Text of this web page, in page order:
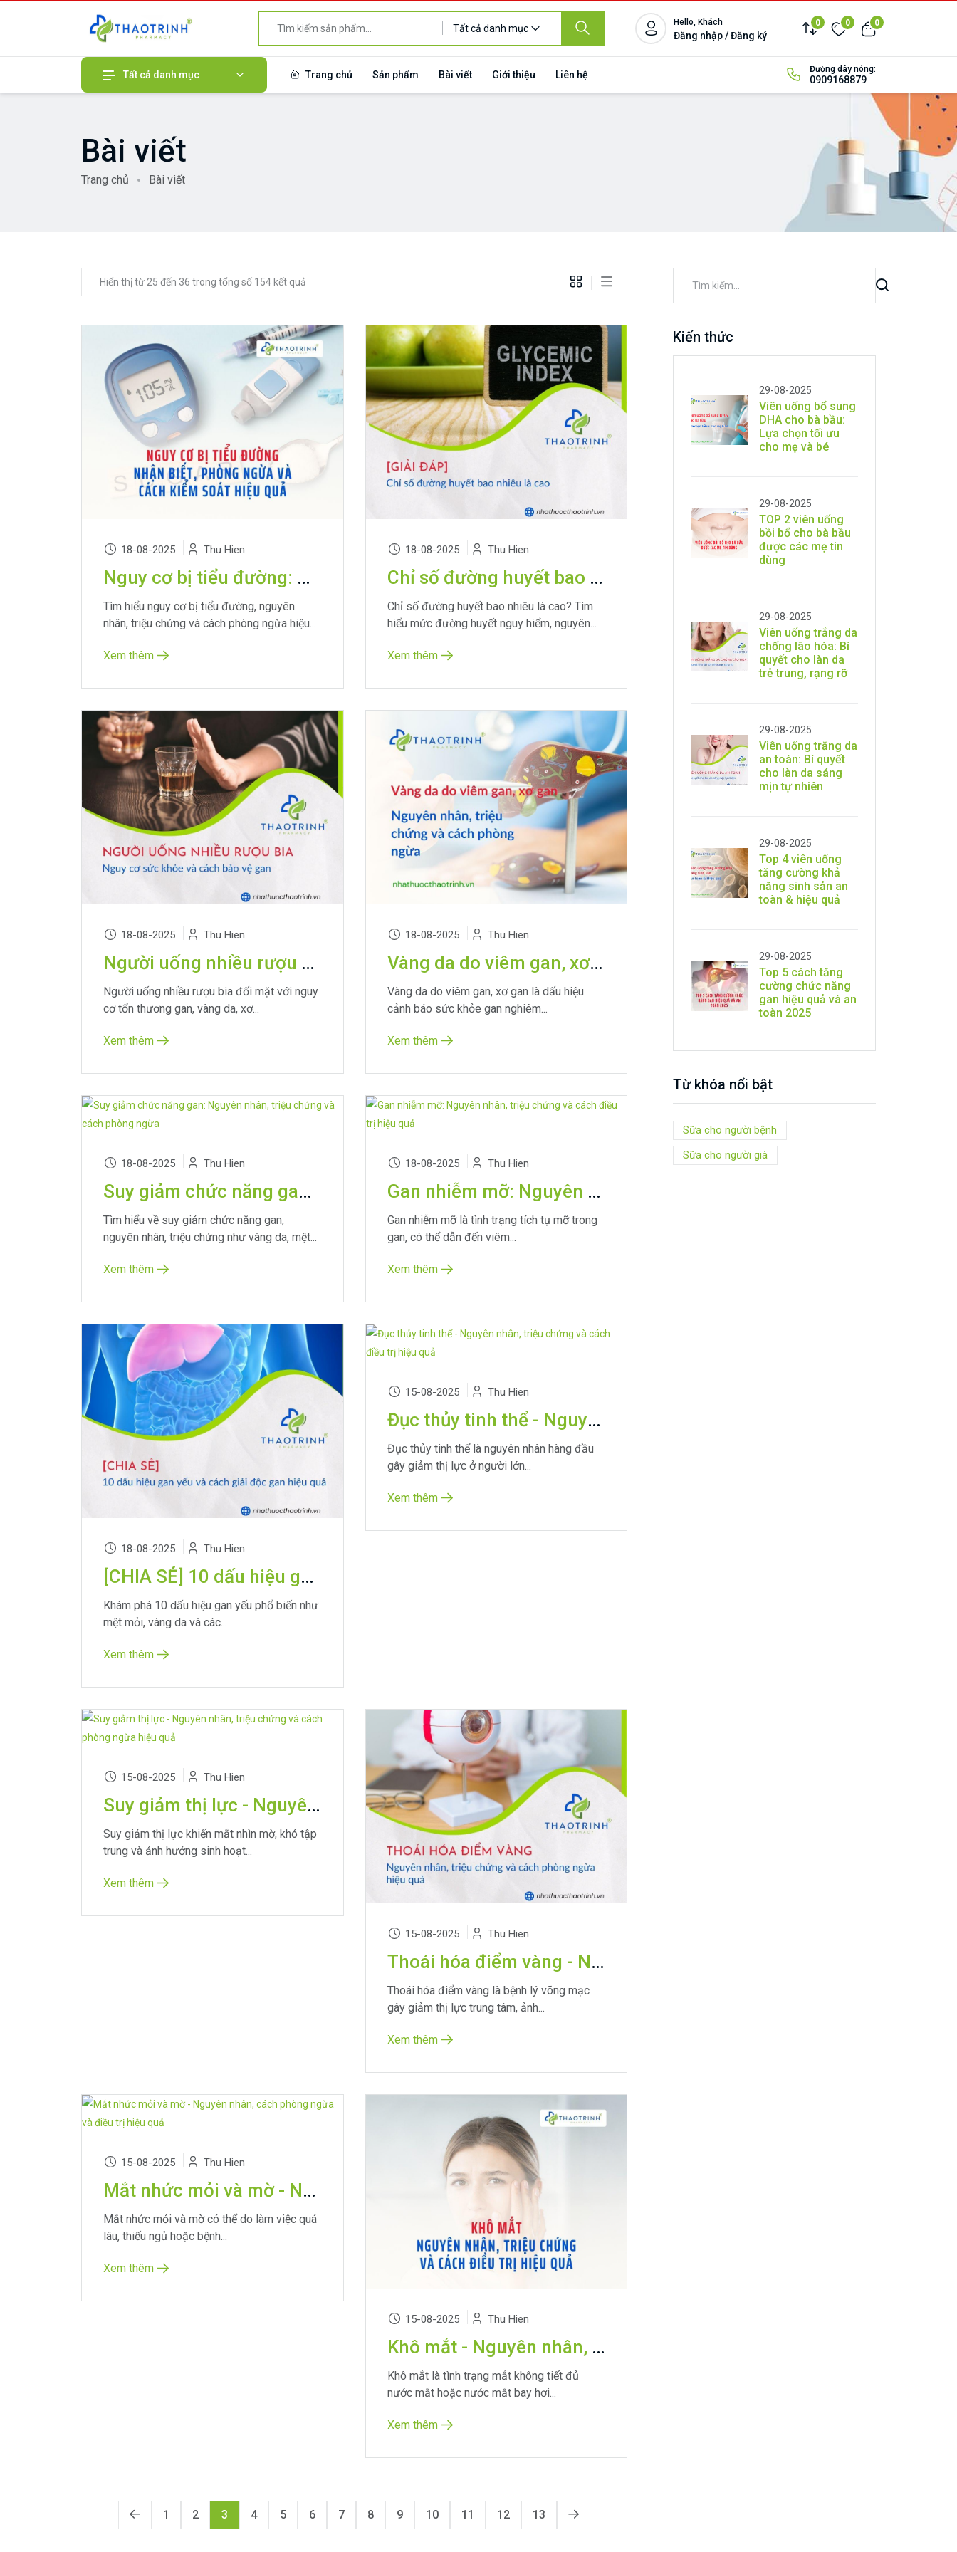
Tất cả danh mục
Hello, Khách
Đăng nhập / Đăng ký
0 0 0
Tất cả danh mục Trang chủ Sản phẩm Bài viết Giới thiệu Liên hệ Đường dây nóng:
0909168879
Bài viết
Trang chủ Bài viết
Hiển thị từ 25 đến 36 trong tổng số 154 kết quả
18-08-2025 Thu Hien
Nguy cơ bị tiểu đường: Nhận biết, phòng ngừa và cách kiểm soát hiệu quả
Tìm hiểu nguy cơ bị tiểu đường, nguyên
nhân, triệu chứng và cách phòng ngừa hiệu...
Xem thêm
18-08-2025 Thu Hien
Chỉ số đường huyết bao nhiêu là cao? Hiểu biết và cách kiểm soát hiệu quả
Chỉ số đường huyết bao nhiêu là cao? Tìm
hiểu mức đường huyết nguy hiểm, nguyên...
Xem thêm
18-08-2025 Thu Hien
Người uống nhiều rượu bia: Nguy cơ sức khỏe và cách bảo vệ gan
Người uống nhiều rượu bia đối mặt với nguy
cơ tổn thương gan, vàng da, xơ...
Xem thêm
18-08-2025 Thu Hien
Vàng da do viêm gan, xơ gan: Nguyên nhân, triệu chứng và cách phòng ngừa
Vàng da do viêm gan, xơ gan là dấu hiệu
cảnh báo sức khỏe gan nghiêm...
Xem thêm
18-08-2025 Thu Hien
Suy giảm chức năng gan: Nguyên nhân, triệu chứng và cách phòng ngừa
Tìm hiểu về suy giảm chức năng gan,
nguyên nhân, triệu chứng như vàng da, mệt...
Xem thêm
18-08-2025 Thu Hien
Gan nhiễm mỡ: Nguyên nhân, triệu chứng và cách điều trị hiệu quả
Gan nhiễm mỡ là tình trạng tích tụ mỡ trong
gan, có thể dẫn đến viêm...
Xem thêm
18-08-2025 Thu Hien
[CHIA SẺ] 10 dấu hiệu gan yếu và cách giải độc gan hiệu quả
Khám phá 10 dấu hiệu gan yếu phổ biến như
mệt mỏi, vàng da và các...
Xem thêm
15-08-2025 Thu Hien
Đục thủy tinh thể - Nguyên nhân, triệu chứng và cách điều trị hiệu quả
Đục thủy tinh thể là nguyên nhân hàng đầu
gây giảm thị lực ở người lớn...
Xem thêm
15-08-2025 Thu Hien
Suy giảm thị lực - Nguyên nhân, triệu chứng và cách phòng ngừa hiệu quả
Suy giảm thị lực khiến mắt nhìn mờ, khó tập
trung và ảnh hưởng sinh hoạt...
Xem thêm
15-08-2025 Thu Hien
Thoái hóa điểm vàng - Nguyên nhân, triệu chứng và cách phòng ngừa hiệu quả
Thoái hóa điểm vàng là bệnh lý võng mạc
gây giảm thị lực trung tâm, ảnh...
Xem thêm
15-08-2025 Thu Hien
Mắt nhức mỏi và mờ - Nguyên nhân, cách phòng ngừa và điều trị hiệu quả
Mắt nhức mỏi và mờ có thể do làm việc quá
lâu, thiếu ngủ hoặc bệnh...
Xem thêm
15-08-2025 Thu Hien
Khô mắt - Nguyên nhân, triệu chứng và cách điều trị hiệu quả
Khô mắt là tình trạng mắt không tiết đủ
nước mắt hoặc nước mắt bay hơi...
Xem thêm
1 2 3 4 5 6 7 8 9 10 11 12 13
Kiến thức
29-08-2025
Viên uống bổ sung
DHA cho bà bầu:
Lựa chọn tối ưu
cho mẹ và bé
29-08-2025
TOP 2 viên uống
bồi bổ cho bà bầu
được các mẹ tin
dùng
29-08-2025
Viên uống trắng da
chống lão hóa: Bí
quyết cho làn da
trẻ trung, rạng rỡ
29-08-2025
Viên uống trắng da
an toàn: Bí quyết
cho làn da sáng
mịn tự nhiên
29-08-2025
Top 4 viên uống
tăng cường khả
năng sinh sản an
toàn & hiệu quả
29-08-2025
Top 5 cách tăng
cường chức năng
gan hiệu quả và an
toàn 2025
Từ khóa nổi bật
Sữa cho người bệnh
Sữa cho người già